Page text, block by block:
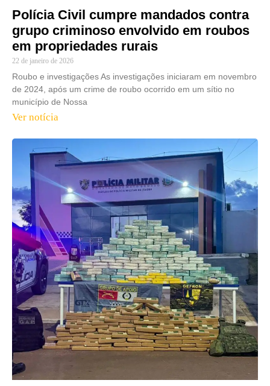
Polícia Civil cumpre mandados contra
grupo criminoso envolvido em roubos
em propriedades rurais
22 de janeiro de 2026
Roubo e investigações As investigações iniciaram em novembro
de 2024, após um crime de roubo ocorrido em um sítio no
município de Nossa
Ver notícia